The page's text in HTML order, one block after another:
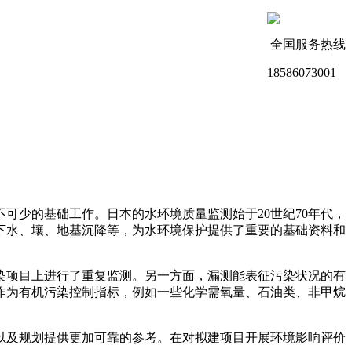
全国服务热线
18586073001
少的基础工作。日本的水环境质量监测始于20世纪70年代，
、壤、地基沉降等，为水环境保护提供了重要的基础资料和
目上进行了重复监测。另一方面，漏测能表征污染状况的有
有机污染控制指标，例如一些化学需氧量、石油类、非甲烷
规划提供更加可靠的参考。在对拟建项目开展环境影响评价